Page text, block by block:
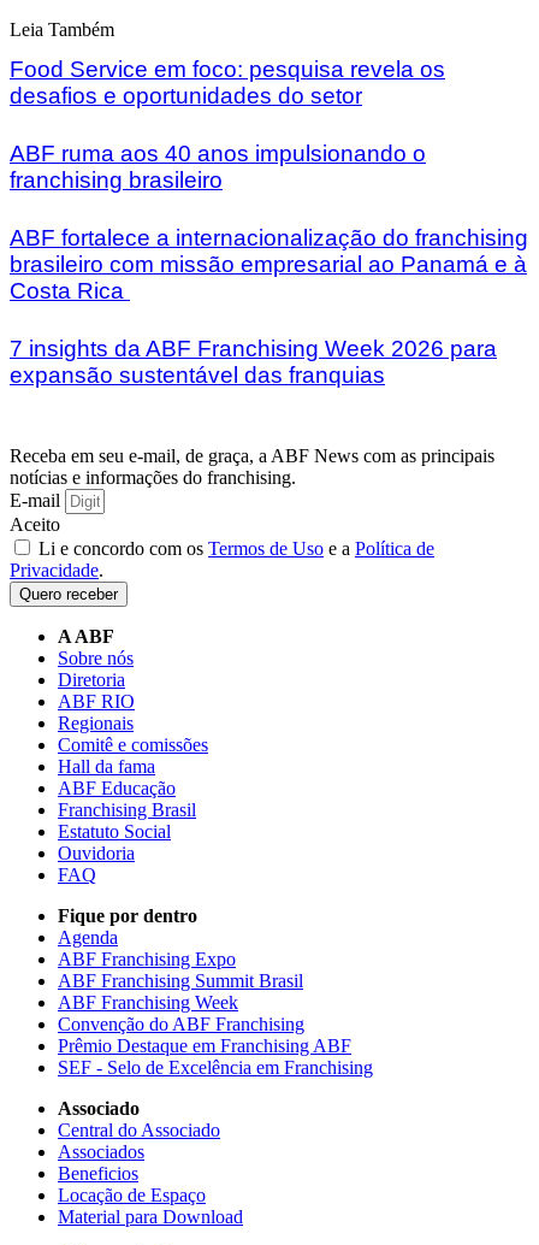
Leia Também
Food Service em foco: pesquisa revela os
desafios e oportunidades do setor
ABF ruma aos 40 anos impulsionando o
franchising brasileiro
ABF fortalece a internacionalização do franchising
brasileiro com missão empresarial ao Panamá e à
Costa Rica
7 insights da ABF Franchising Week 2026 para
expansão sustentável das franquias
Receba em seu e-mail, de graça, a ABF News com as principais
notícias e informações do franchising.
E-mail
Aceito
Li e concordo com os Termos de Uso e a Política de
Privacidade.
Quero receber
A ABF
Sobre nós
Diretoria
ABF RIO
Regionais
Comitê e comissões
Hall da fama
ABF Educação
Franchising Brasil
Estatuto Social
Ouvidoria
FAQ
Fique por dentro
Agenda
ABF Franchising Expo
ABF Franchising Summit Brasil
ABF Franchising Week
Convenção do ABF Franchising
Prêmio Destaque em Franchising ABF
SEF - Selo de Excelência em Franchising
Associado
Central do Associado
Associados
Beneficios
Locação de Espaço
Material para Download